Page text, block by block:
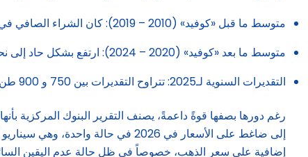
متوسط ما قبل «كوفيد» (2010 – 2019): كان الشراء الصافي في حدود 500 طن سنوياً.
متوسط ما بعد «كوفيد» (2020 – 2024): ارتفع بشكل حاد إلى نحو 800 طن سنوياً.
التقديرات السنوية لـ2025: تتراوح التقديرات بين 750 و 900 طن، مما يمثل استمراراً للزخم القوي.
رغم دورها بصفها قوةً داعمةً، يصنف التقرير البنوك المركزية
إلى ضاغط على الأسعار في 2026
إضافية على سعر الذهب، خصوصاً في ظل حالة عدم اليقين